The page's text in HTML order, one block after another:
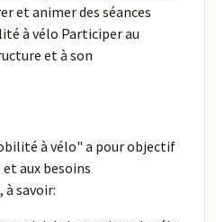
et animer des séances
à vélo Participer au
et à son
à vélo" a pour objectif
aux besoins
savoir: